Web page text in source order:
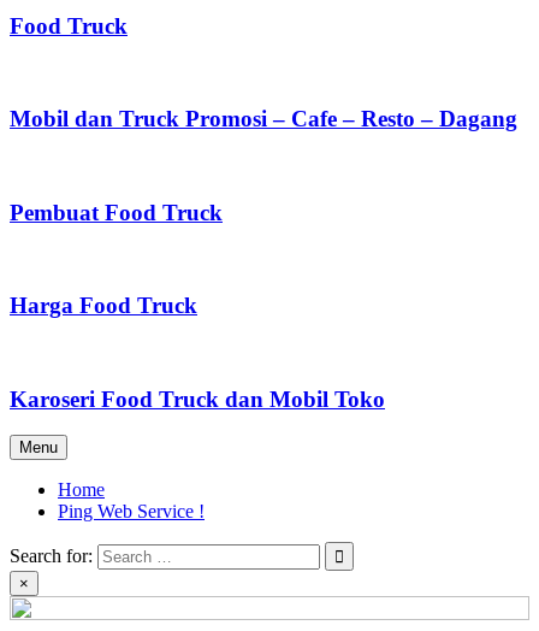
Food Truck
Mobil dan Truck Promosi – Cafe – Resto – Dagang
Pembuat Food Truck
Harga Food Truck
Karoseri Food Truck dan Mobil Toko
Menu
Home
Ping Web Service !
Search for:
×